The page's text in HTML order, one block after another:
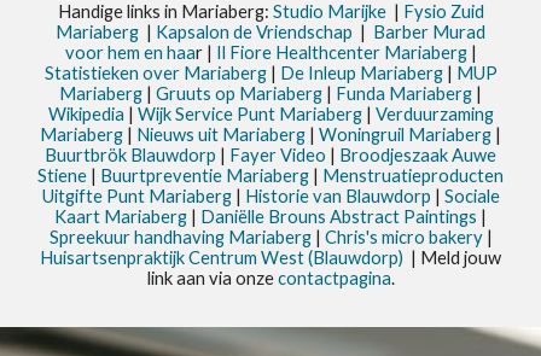
Handige links in Mariaberg: Studio Marijke | Fysio Zuid
Mariaberg | Kapsalon de Vriendschap | Barber Murad
voor hem en haar | Il Fiore Healthcenter Mariaberg|
Statistieken over Mariaberg| De Inleup Mariaberg| MUP
Mariaberg | Gruuts op Mariaberg | Funda Mariaberg |
Wikipedia | Wijk Service PuntMariaberg| Verduurzaming
Mariaberg | Nieuws uit Mariaberg | Woningruil Mariaberg |
Buurtbrök Blauwdorp | Fayer Video | Broodjeszaak Auwe
Stiene | Buurtpreventie Mariaberg | Menstruatieproducten
Uitgifte Punt Mariaberg| Historie van Blauwdorp | Sociale
Kaart Mariaberg | Daniëlle Brouns Abstract Paintings |
Spreekuur handhaving Mariaberg| Chris's micro bakery|
Huisartsenpraktijk Centrum West (Blauwdorp) | Meld jouw
link aan via onzecontactpagina.